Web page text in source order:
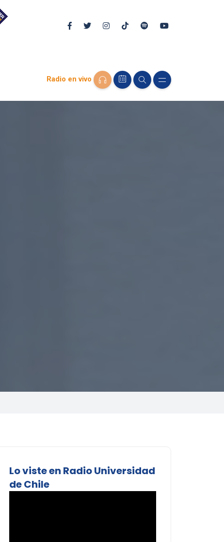
Radio en vivo
Lo viste en Radio Universidad
de Chile